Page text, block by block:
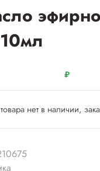
₽
нет в наличии,